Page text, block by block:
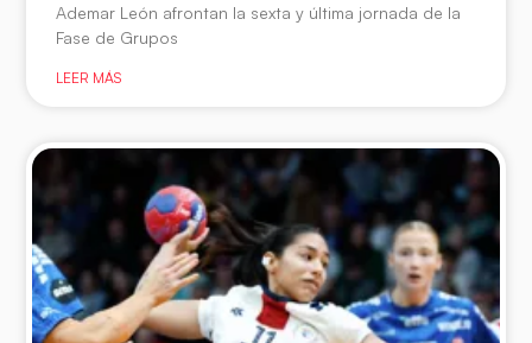
Ademar León afrontan la sexta y última jornada de la
Fase de Grupos
LEER MÁS